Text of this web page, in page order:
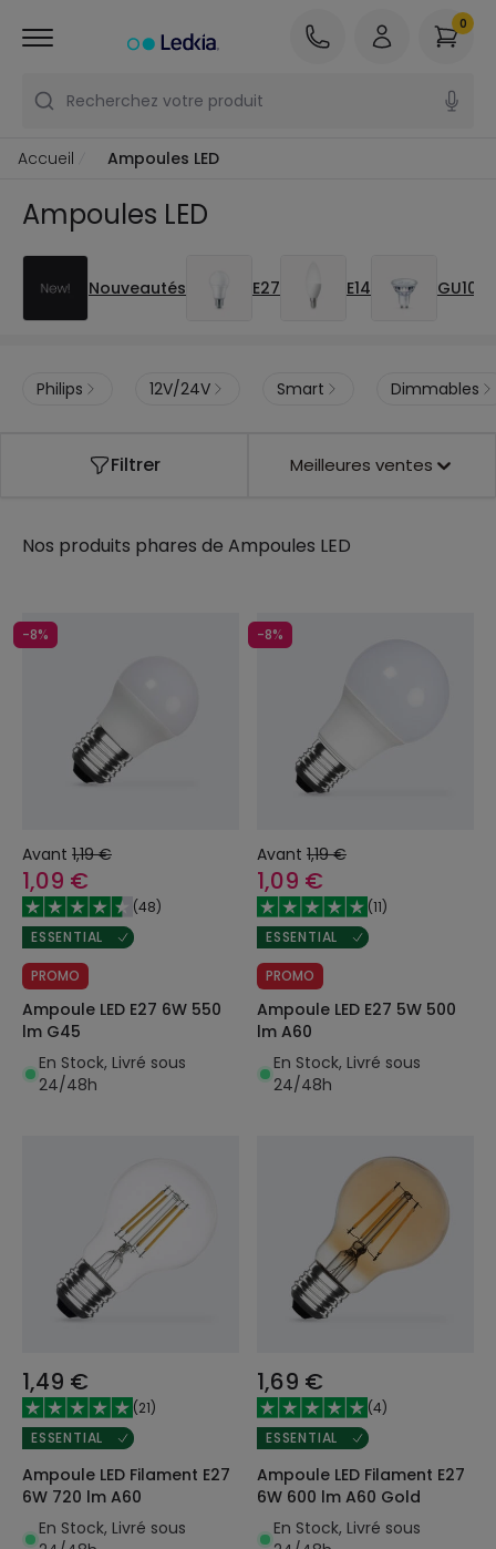
Recherchez votre produit
0
Accueil Ampoules LED
Ampoules LED
Nouveautés E27 E14 GU10
Philips 12V/24V Smart Dimmables
Filtrer Meilleures ventes
Nos produits phares de Ampoules LED
-8%
Avant 1,19 €
1,09 €
(48)
ESSENTIAL
PROMO
Ampoule LED E27 6W 550
lm G45
En Stock, Livré sous
24/48h
-8%
Avant 1,19 €
1,09 €
(11)
ESSENTIAL
PROMO
Ampoule LED E27 5W 500
lm A60
En Stock, Livré sous
24/48h
1,49 €
(21)
ESSENTIAL
Ampoule LED Filament E27
6W 720 lm A60
En Stock, Livré sous
1,69 €
(4)
ESSENTIAL
Ampoule LED Filament E27
6W 600 lm A60 Gold
En Stock, Livré sous